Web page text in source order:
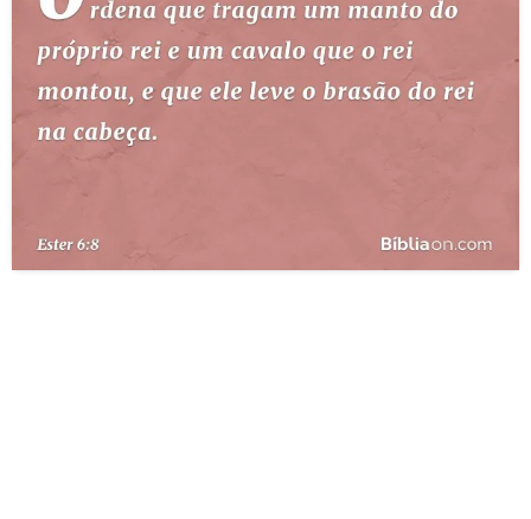
ESTUDOS BÍBLICOS
ESBOÇOS DE PREGAÇÃO
TEMAS
TERMO BÍBLICO